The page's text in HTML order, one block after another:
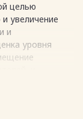
целью
увеличение
и
уровня
уровня
общества и